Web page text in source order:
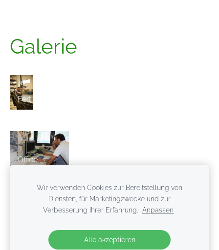
Galerie
Fertigung
Office
Cookies
Wir verwenden Cookies zur Bereitstellung von
Diensten, für Marketingzwecke und zur
Verbesserung Ihrer Erfahrung.
Anpassen
Alle akzeptieren